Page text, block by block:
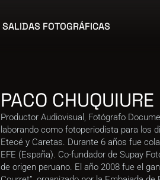
SALIDAS FOTOGRÁFICAS
PACO CHUQUIURE
Productor Audiovisual, Fotógrafo
laborando como fotoperiodista para los
Etecé y Caretas. Durante 6 años fue
EFE (España). Co-fundador de Supay
de origen peruano. El año 2008 fue el